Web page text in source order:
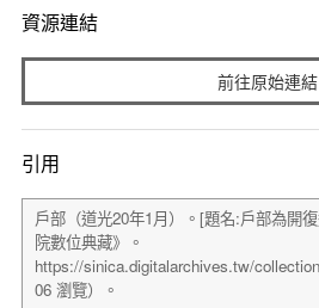
資源連結
前往原始連結
引用